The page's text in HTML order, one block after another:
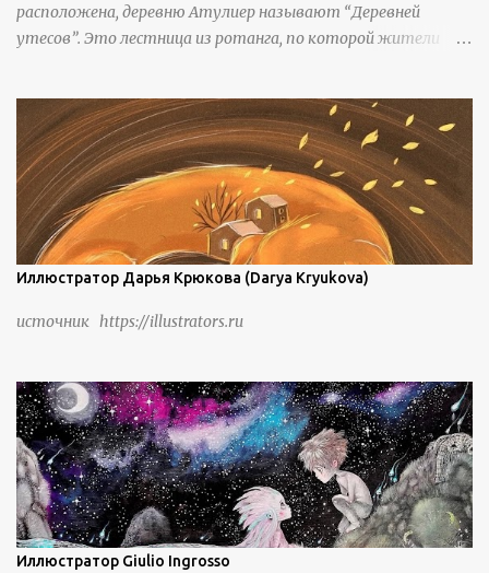
расположена, деревню Атулиер называют “Деревней
утесов”. Это лестница из ротанга, по которой жители
стальными лестницами с защитными перилами, и
передвижение детей и жителей деревни было улучшено.
Подъем от подножия горы до вершины занимает до 4
часов. По словам местных жителей, их предки мигрировали
в деревню, поскольку обнаружили, что в этом месте
приятный климат и природная среда, подходящие для
проживания, ведения сельского хозяйства и разведения
защитить их от бандитизма и войн. С тех пор особая
жизнью в деревне в течение шести или семи поколений.
Иллюстратор Дарья Крюкова (Darya Kryukova)
источник https://illustrators.ru
Иллюстратор Giulio Ingrosso